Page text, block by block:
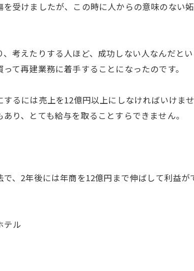
受けましたが、この時に人からの意味のない
考えたりする人ほど、成功しない人なんだと
て再建業務に着手することになったのです。
るには売上を12億円以上にしなければいけ
り、とても給与を取ることすらできません。
、2年後には年商を12億円まで伸ばして利益
テル